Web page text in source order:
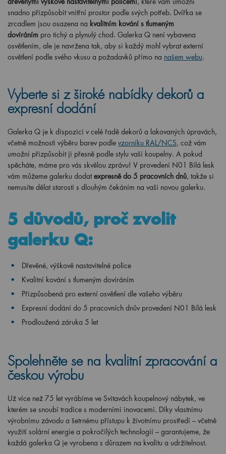
snadno přizpůsobit vnitřní prostor podle svých potřeb. Dvířka se
zrcadlem jsou osazena na kvalitním kování s tlumeným
dovíráním pro tichý a plynulý chod. Galerka Q není vybavena
osvětlením, ale je navržena tak, aby si každý mohl vybrat externí
osvětlení podle svého vkusu a požadavků přímo na našem webu.
Vyberte si z široké nabídky dekorů a
expresní dodání
Galerka Q je k dispozici v celé řadě dekorů a lakovaných úpravách,
včetně možnosti výběru barev podle vzorníku RAL/NCS, což vám
umožní přizpůsobit ji přesně podle stylu vaší koupelny. A pokud
spěcháte, máme pro vás skvělou zprávu! V provedení N01 Bílá lesk
vám můžeme galerku dodat expresně do 5 pracovních dnů, takže si
nemusíte dělat starosti s dlouhým čekáním na vaši novou galerku.
5 důvodů, proč zvolit
galerku Q:
Dřevěné, výškově nastavitelné police
Kvalitní kování s tlumeným dovíráním
Přizpůsobená pro externí osvětlení dle vašeho výběru
Expresní dodání do 5 pracovních dnův provedení N01 Bílá lesk
Prodloužená záruka 5 let
Spolehněte se na kvalitní zpracování a
českou výrobu
Už více než 75 let vyrábíme ve Svitavách koupelnový nábytek, ve
kterém se snoubí tradice s moderními inovacemi. Díky vlastnímu
výrobnímu závodu a šetrnému přístupu k životnímu prostředí – včetně
využití solární energie a pokročilých technologií – garantujeme, že
každá galerka Q je vyrobena s důrazem na kvalitu a udržitelnost.